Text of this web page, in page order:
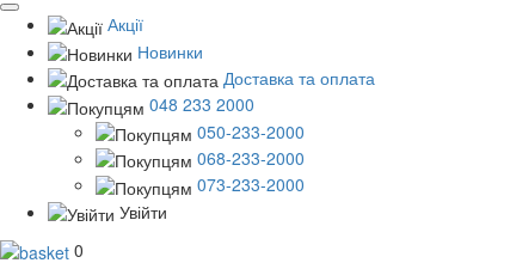
Акції
Новинки
Доставка та оплата
048 233 2000
050-233-2000
068-233-2000
073-233-2000
Увійти
0